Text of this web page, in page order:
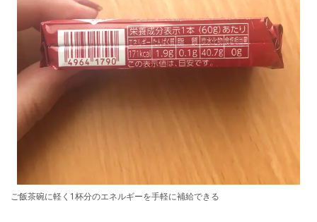
ご飯茶碗に軽く1杯分のエネルギーを手軽に補給できる